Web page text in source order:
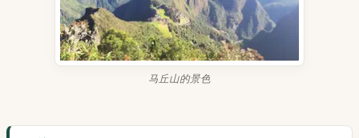
马丘山的景色